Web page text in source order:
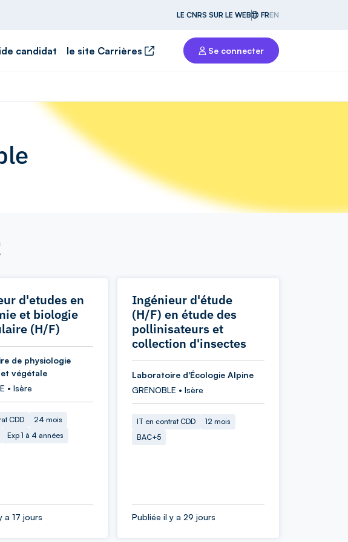
LE CNRS SUR LE WEB FREN
candidat le site Carrières Se connecter
d'etudes en
et biologie
(H/F)
de physiologie
végétale
• Isère
CDD
24 mois
Exp 1 à 4 années
a 17 jours
Ingénieur d'étude
(H/F) en étude des
pollinisateurs et
collection d'insectes
Laboratoire d'Écologie Alpine
GRENOBLE • Isère
IT en contrat CDD
12 mois
BAC+5
Publiée il y a 29 jours